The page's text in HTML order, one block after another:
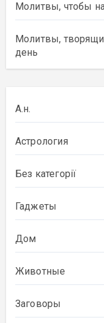
Молитвы, чтобы
Молитвы,
день
А.н.
Астрология
Без категорії
Гаджеты
Дом
Животные
Заговоры